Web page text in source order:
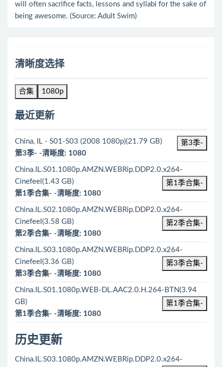
will often sacrifice facts, lessons and syllabi for the sake of
being awesome. (Source: Adult Swim)
清晰度选择
合集 1080p
最近更新
China, IL - S01-S03 (2008 1080p)(21.79 GB)
第3季-
第3季- -清晰度: 1080
China.IL.S01.1080p.AMZN.WEBRip.DDP2.0.x264-
Cinefeel(1.43 GB)
第1季合集-
第1季合集- -清晰度: 1080
China.IL.S02.1080p.AMZN.WEBRip.DDP2.0.x264-
Cinefeel(3.58 GB)
第2季合集-
第2季合集- -清晰度: 1080
China.IL.S03.1080p.AMZN.WEBRip.DDP2.0.x264-
Cinefeel(3.36 GB)
第3季合集-
第3季合集- -清晰度: 1080
China.IL.S01.1080p.WEB-DL.AAC2.0.H.264-BTN(3.94
GB)
第1季合集-
第1季合集- -清晰度: 1080
历史更新
China.IL.S03.1080p.AMZN.WEBRip.DDP2.0.x264-